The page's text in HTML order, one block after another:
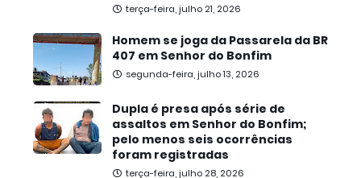
terça-feira, julho 21, 2026
Homem se joga da Passarela da BR
407 em Senhor do Bonfim
segunda-feira, julho 13, 2026
Dupla é presa após série de
assaltos em Senhor do Bonfim;
pelo menos seis ocorrências
foram registradas
terça-feira, julho 28, 2026